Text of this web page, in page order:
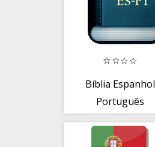
Bíblia Espanhol
Português